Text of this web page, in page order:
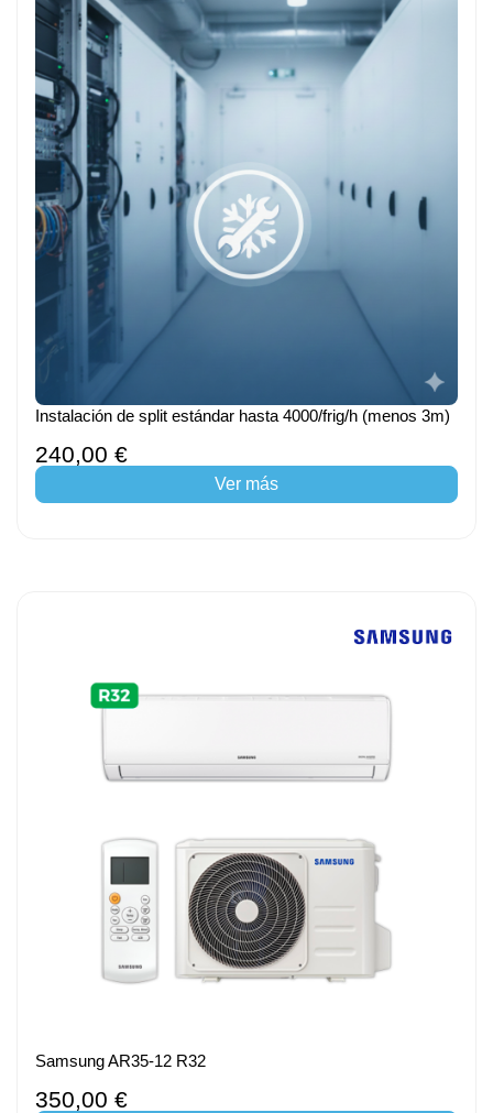
Instalación de split estándar hasta 4000/frig/h (menos 3m)
240,00 €
Ver más
Samsung AR35-12 R32
350,00 €